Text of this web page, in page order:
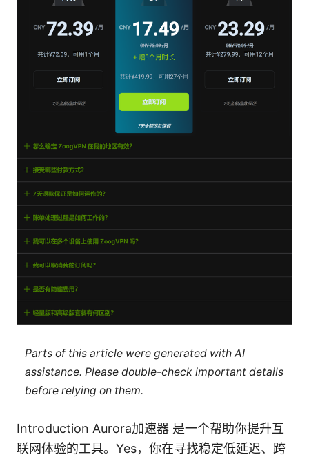
Parts of this article were generated with AI
assistance. Please double-check important details
before relying on them.
Introduction Aurora加速器 是一个帮助你提升互
联网体验的工具。Yes，你在寻找稳定低延迟、跨